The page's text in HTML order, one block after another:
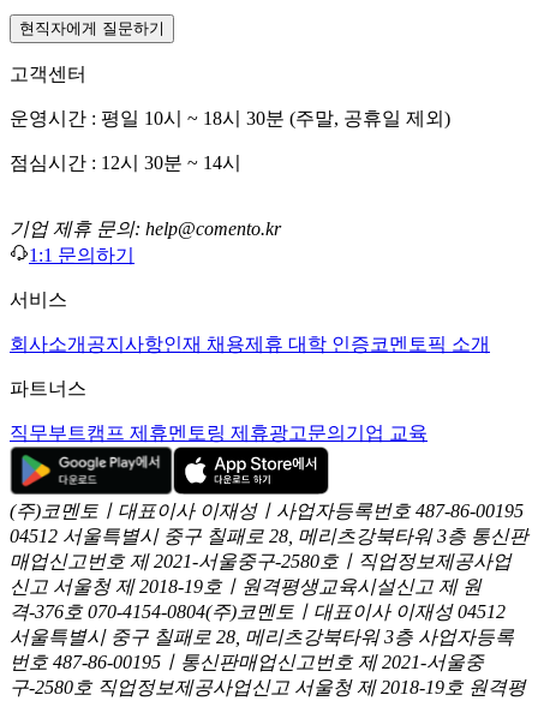
현직자에게 질문하기
고객센터
운영시간 : 평일 10시 ~ 18시 30분 (주말, 공휴일 제외)
점심시간 : 12시 30분 ~ 14시
기업 제휴 문의: help@comento.kr
1:1 문의하기
서비스
회사소개 공지사항인재 채용제휴 대학 인증코멘토픽 소개
파트너스
직무부트캠프 제휴멘토링 제휴광고문의 기업 교육
(주)코멘토ㅣ대표이사 이재성ㅣ사업자등록번호 487-86-00195
04512 서울특별시 중구 칠패로 28, 메리츠강북타워 3층 통신판
매업신고번호 제 2021-서울중구-2580호ㅣ직업정보제공사업
신고 서울청 제 2018-19호ㅣ원격평생교육시설신고 제 원
격-376호 070-4154-0804(주)코멘토ㅣ대표이사 이재성 04512
서울특별시 중구 칠패로 28, 메리츠강북타워 3층 사업자등록
번호 487-86-00195ㅣ통신판매업신고번호 제 2021-서울중
구-2580호 직업정보제공사업신고 서울청 제 2018-19호 원격평